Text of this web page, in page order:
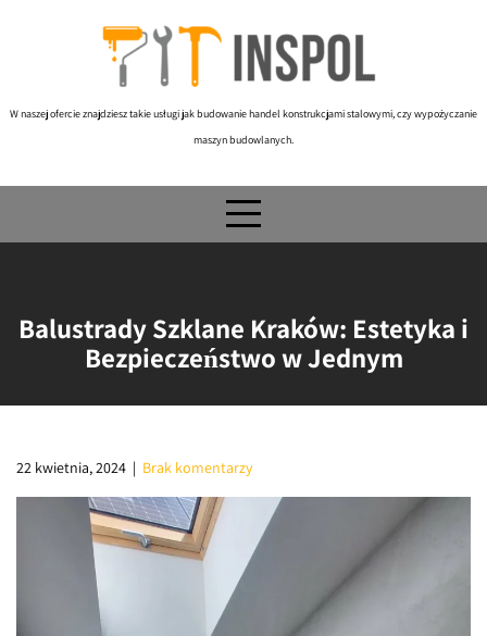
W naszej ofercie znajdziesz takie usługi jak budowanie handel konstrukcjami stalowymi, czy wypożyczanie
maszyn budowlanych.
Balustrady Szklane Kraków: Estetyka i
Bezpieczeństwo w Jednym
22 kwietnia, 2024 | Brak komentarzy